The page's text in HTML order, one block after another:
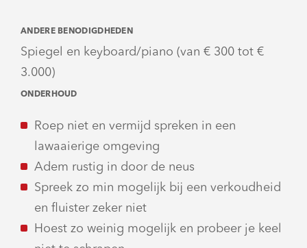
ANDERE BENODIGDHEDEN
Spiegel en keyboard/piano (van € 300 tot €
3.000)
ONDERHOUD
Roep niet en vermijd spreken in een
lawaaierige omgeving
Adem rustig in door de neus
Spreek zo min mogelijk bij een verkoudheid
en fluister zeker niet
Hoest zo weinig mogelijk en probeer je keel